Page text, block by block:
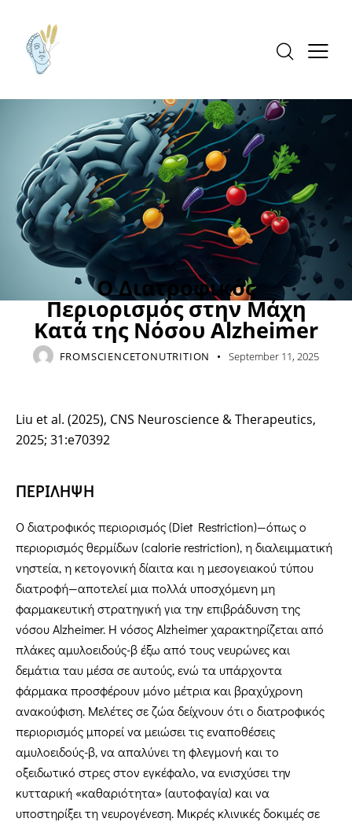
ALZHEIMER'S ΑΣΘΕΝΕΙΕΣ
ΝΕΥΡΟΛΟΓΙΚΕΣ ΑΣΘΕΝΕΙΕΣ
Ο Διατροφικός
Περιορισμός στην Μάχη
Κατά της Νόσου Alzheimer
FROMSCIENCETONUTRITION September 11, 2025
Liu et al. (2025), CNS Neuroscience & Therapeutics,
2025; 31:e70392
ΠΕΡΙΛΗΨΗ
Ο διατροφικός περιορισμός (Diet Restriction)—όπως ο
περιορισμός θερμίδων (calorie restriction), η διαλειμματική
νηστεία, η κετογονική δίαιτα και η μεσογειακού τύπου
διατροφή—αποτελεί μια πολλά υποσχόμενη μη
φαρμακευτική στρατηγική για την επιβράδυνση της
νόσου Alzheimer. Η νόσος Alzheimer χαρακτηρίζεται από
πλάκες αμυλοειδούς-β έξω από τους νευρώνες και
δεμάτια ταυ μέσα σε αυτούς, ενώ τα υπάρχοντα
φάρμακα προσφέρουν μόνο μέτρια και βραχύχρονη
ανακούφιση. Μελέτες σε ζώα δείχνουν ότι ο διατροφικός
περιορισμός μπορεί να μειώσει τις εναποθέσεις
αμυλοειδούς-β, να απαλύνει τη φλεγμονή και το
οξειδωτικό στρες στον εγκέφαλο, να ενισχύσει την
κυτταρική «καθαριότητα» (αυτοφαγία) και να
υποστηρίξει τη νευρογένεση. Μικρές κλινικές δοκιμές σε